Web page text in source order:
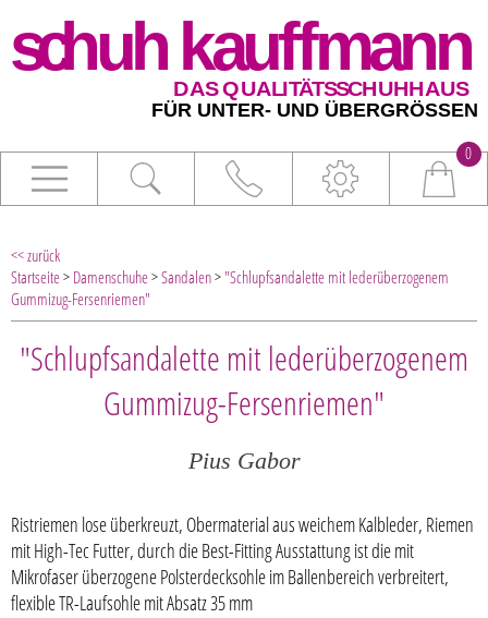
0
<< zurück
Startseite> Damenschuhe>Sandalen> "Schlupfsandalette mit lederüberzogenem
Gummizug-Fersenriemen"
"Schlupfsandalette mit lederüberzogenem
Gummizug-Fersenriemen"
Pius Gabor
Ristriemen lose überkreuzt, Obermaterial aus weichem Kalbleder, Riemen
mit High-Tec Futter, durch die Best-Fitting Ausstattung ist die mit
Mikrofaser überzogene Polsterdecksohle im Ballenbereich verbreitert,
flexible TR-Laufsohle mit Absatz 35 mm